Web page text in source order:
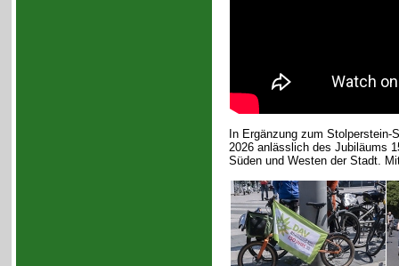
In Ergänzung zum
2026 anlässlich des Jubiläums
Süden und Westen der Stadt.